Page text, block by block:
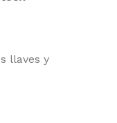
llaves y